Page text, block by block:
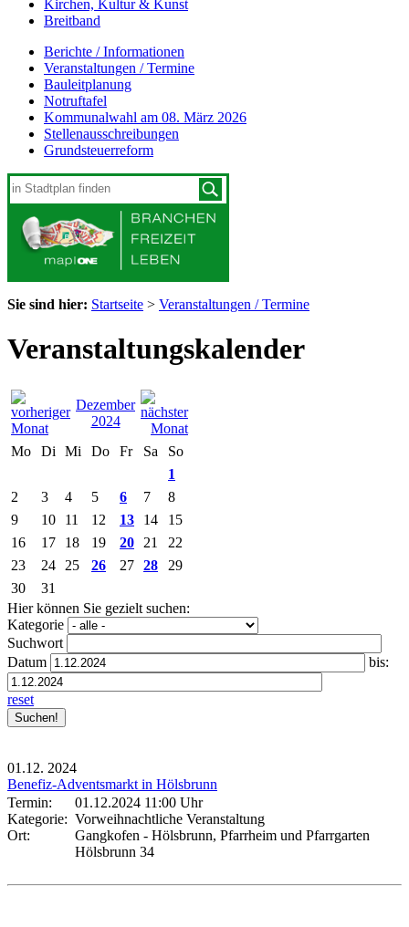
Kirchen, Kultur & Kunst
Breitband
Berichte / Informationen
Veranstaltungen / Termine
Bauleitplanung
Notruftafel
Kommunalwahl am 08. März 2026
Stellenausschreibungen
Grundsteuerreform
Sie sind hier: Startseite > Veranstaltungen / Termine
Veranstaltungskalender
Dezember
2024
Mo
Di Mi Do Fr Sa
So
1
2
3 4 5 6 7
8
9
10 11 12 13 14
15
16
17 18 19 20 21
22
23
24 25 26 27 28
29
30
31
Hier können Sie gezielt suchen:
Kategorie
Suchwort
Datum
bis:
reset
01.12. 2024
Benefiz-Adventsmarkt in Hölsbrunn
Termin:
01.12.2024 11:00 Uhr
Kategorie: Vorweihnachtliche Veranstaltung
Ort:
Gangkofen - Hölsbrunn, Pfarrheim und Pfarrgarten
Hölsbrunn 34